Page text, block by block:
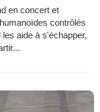
en concert et
contrôlés
aide à s'échapper,